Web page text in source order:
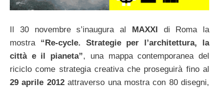
Il 30 novembre s’inaugura al MAXXI di Roma la
mostra “Re-cycle. Strategie per l’architettura, la
città e il pianeta”, una mappa contemporanea del
riciclo come strategia creativa che proseguirà fino al
29 aprile 2012attraverso una mostra con 80 disegni,